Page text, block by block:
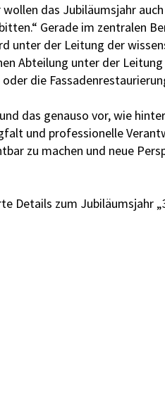
das Jubiläumsjahr
Gerade im zentralen
unter der Leitung der
Abteilung unter der
die
das genauso vor, wie
und professionelle
zu machen und neue
Details zum Jubiläumsjahr